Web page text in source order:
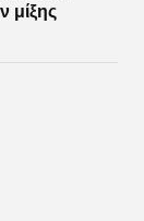
μίξης